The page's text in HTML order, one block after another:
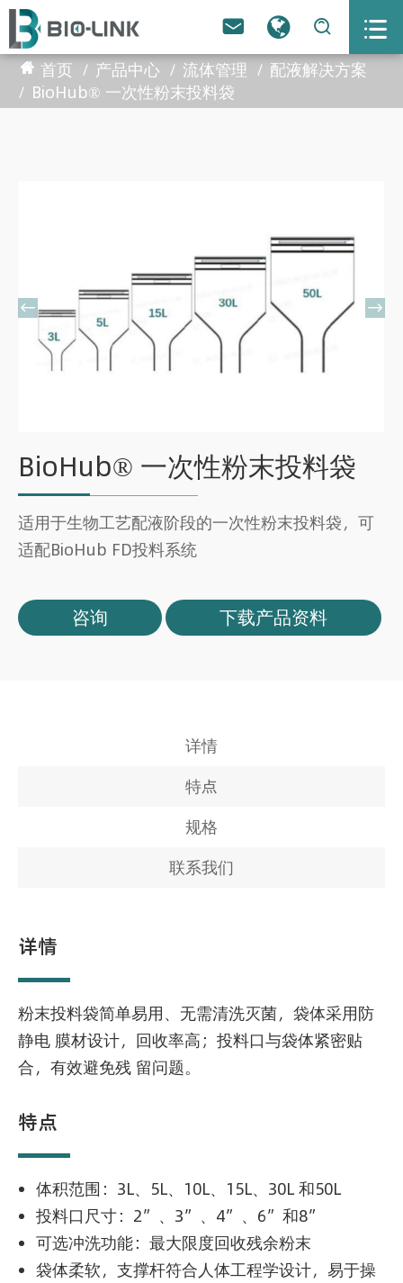
  
首页 产品中心 流体管理
配液解决方案
BioHub® 一次性粉末投料袋
 
BioHub® 一次性粉末投料袋
适用于生物工艺配液阶段的一次性粉末投料袋，可
适配BioHub FD投料系统
咨询 下载产品资料
详情
特点
规格
联系我们
详情
粉末投料袋简单易用、无需清洗灭菌，袋体采用防
静电 膜材设计，回收率高；投料口与袋体紧密贴
合，有效避免残 留问题。
特点
体积范围：3L、5L、10L、15L、30L 和50L
投料口尺寸：2”、3”、4”、6”和8”
可选冲洗功能：最大限度回收残余粉末
袋体柔软，支撑杆符合人体工程学设计，易于操